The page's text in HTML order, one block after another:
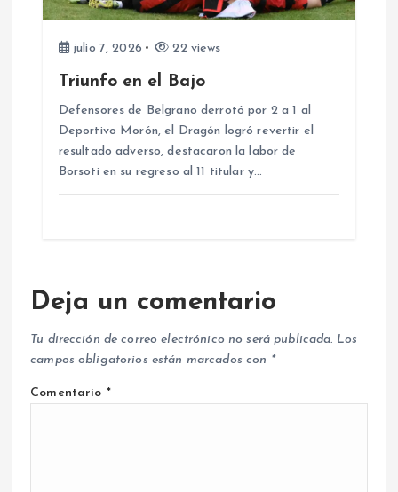
julio 7, 2026 22 views
Triunfo en el Bajo
Defensores de Belgrano derrotó por 2 a 1 al
Deportivo Morón, el Dragón logró revertir el
resultado adverso, destacaron la labor de
Borsoti en su regreso al 11 titular y…
Deja un comentario
Tu dirección de correo electrónico no será publicada. Los
campos obligatorios están marcados con *
Comentario *